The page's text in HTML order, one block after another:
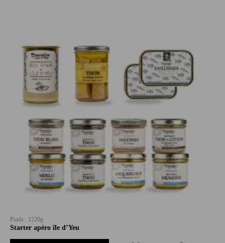
Poids : 1220g
Starter apéro île d’Yeu